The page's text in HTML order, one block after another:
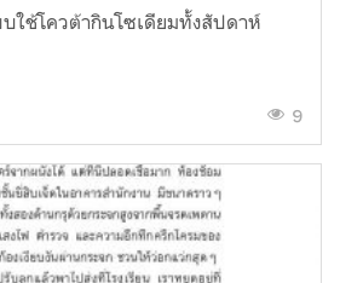
ใช้โควต้ากินโซเดียมทั้งสัปดาห์
9